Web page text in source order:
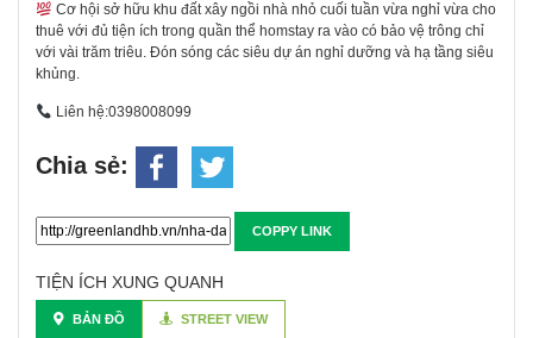
Cơ hội sở hữu khu đất xây ngồi nhà nhỏ cuối tuần vừa nghỉ vừa cho
thuê với đủ tiện ích trong quần thể homstay ra vào có bảo vệ trông chỉ
với vài trăm triêu. Đón sóng các siêu dự án nghỉ dưỡng và hạ tầng siêu
khủng.
Liên hệ:0398008099
Chia sẻ:
COPPY LINK
TIỆN ÍCH XUNG QUANH
BẢN ĐỒ STREET VIEW